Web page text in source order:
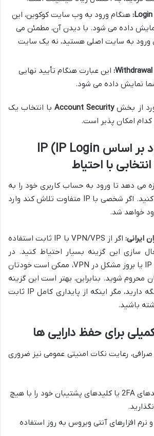
هنگام ورود به وب سایت کوکوین، این
داده می شود. با دیدن آن، مطمئن می
ورود به سایت اصلی هستید، نه یک سایت
این عبارت هنگام تأیید نهایی
نمایش داده می شود.
از بخشAccount Securityبا انتخاب یک
کدام امکان پذیر است.
محدودیت ورود بر اساس IP (IP Login
می دهد تا ورود به حساب کاربری خود را به
IPهای خاصی محدود کنید. اگر شخصی با IP متفاوت تلاش کند وارد
خواهد شد.
ایرانی:
اگر از VPN/VPS با IP ثابت استفاده
سازی این گزینه بسیار احتیاط کنید. در
صورت تغییر تصادفی IP یا بروز مشکل در VPN، ممکن است خودتان
محروم شوید. بنابراین، بهتر است این گزینه
را در حالت غیرفعال نگه دارید، مگر اینکه از پایداری کامل IP ثابت
باشید.
برای حفظ دارایی ها
صرافی، رعایت نکات امنیتی عمومی نیز ضروری
هرگز رمز عبور، کدهای 2FA یا کلیدهای پشتیبان خود را با هیچ
نرم افزارهای آنتی ویروس به روز استفاده